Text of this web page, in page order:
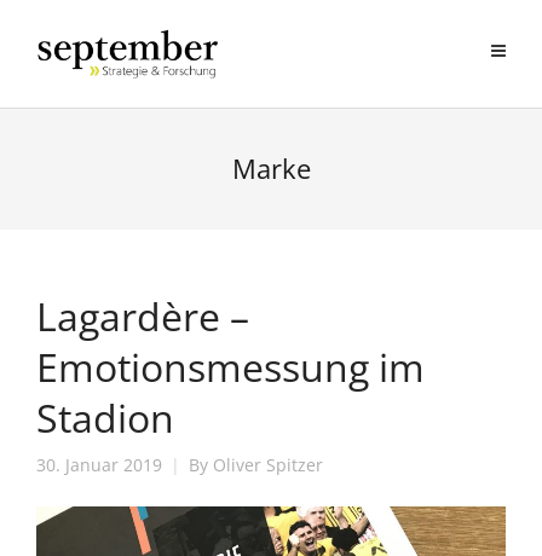
Marke
Lagardère –
Emotionsmessung im
Stadion
30. Januar 2019 By Oliver Spitzer